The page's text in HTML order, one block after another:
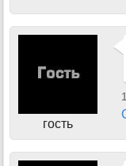
гость